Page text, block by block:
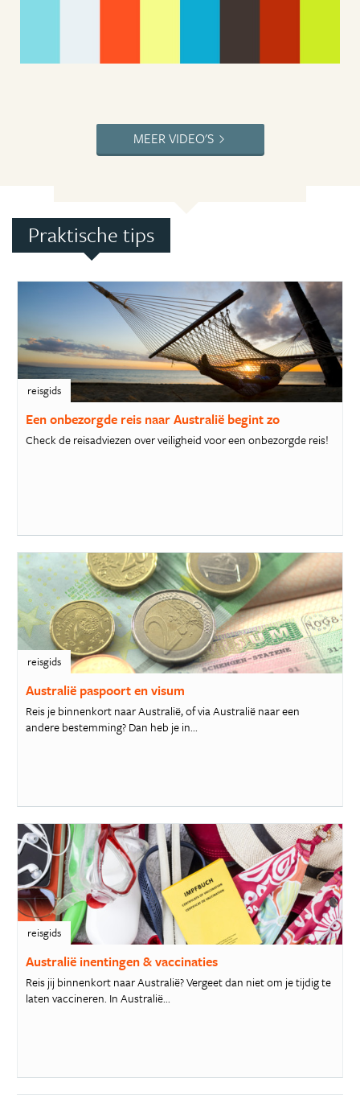
MEER VIDEO'S
Praktische tips
reisgids
Een onbezorgde reis naar Australië begint zo
Check de reisadviezen over veiligheid voor een onbezorgde reis!
reisgids
Australië paspoort en visum
Reis je binnenkort naar Australië, of via Australië naar een
andere bestemming? Dan heb je in...
reisgids
Australië inentingen & vaccinaties
Reis jij binnenkort naar Australië? Vergeet dan niet om je tijdig te
laten vaccineren. In Australië...